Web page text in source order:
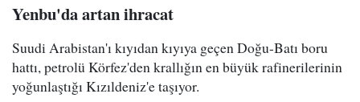
Yenbu'da artan ihracat
Suudi Arabistan'ı kıyıdan kıyıya geçen Doğu-Batı boru
hattı, petrolü Körfez'den krallığın en büyük rafinerilerinin
yoğunlaştığı Kızıldeniz'e taşıyor.